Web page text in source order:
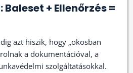
+ Ellenőrzés =
azt hiszik, hogy „okosban
a dokumentációval, a
szolgáltatásokkal.